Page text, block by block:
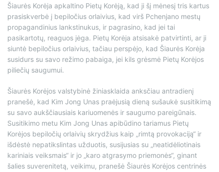
Šiaurės Korėja apkaltino Pietų Korėją, kad ji šį mėnesį tris kartus
prasiskverbė į bepiločius orlaivius, kad virš Pchenjano mestų
propagandinius lankstinukus, ir pagrasino, kad jei tai
pasikartotų, reaguos jėga. Pietų Korėja atsisakė patvirtinti, ar ji
siuntė bepiločius orlaivius, tačiau perspėjo, kad Šiaurės Korėja
susidurs su savo režimo pabaiga, jei kils grėsmė Pietų Korėjos
piliečių saugumui.
Šiaurės Korėjos valstybinė žiniasklaida anksčiau antradienį
pranešė, kad Kim Jong Unas praėjusią dieną sušaukė susitikimą
su savo aukščiausiais kariuomenės ir saugumo pareigūnais.
Susitikimo metu Kim Jong Unas apibūdino tariamus Pietų
Korėjos bepiločių orlaivių skrydžius kaip „rimtą provokaciją“ ir
išdėstė nepatikslintas užduotis, susijusias su „neatidėliotinais
kariniais veiksmais“ ir jo „karo atgrasymo priemonės“, ginant
šalies suverenitetą, veikimu, pranešė Šiaurės Korėjos centrinės